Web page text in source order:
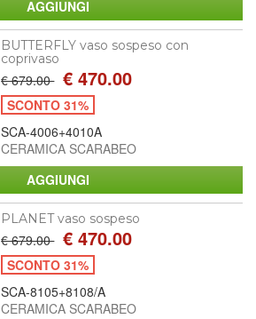
BUTTERFLY vaso sospeso con
coprivaso
€ 679.00 € 470.00
SCONTO 31%
SCA-4006+4010A
CERAMICA SCARABEO
PLANET vaso sospeso
€ 679.00 € 470.00
SCONTO 31%
SCA-8105+8108/A
CERAMICA SCARABEO